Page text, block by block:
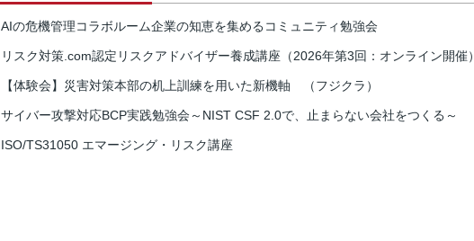
AIの危機管理コラボルーム企業の知恵を集めるコミュニティ勉強会
リスク対策.com認定リスクアドバイザー養成講座（2026年第3回：オンライン開催）
【体験会】災害対策本部の机上訓練を用いた新機軸 （フジクラ）
サイバー攻撃対応BCP実践勉強会～NIST CSF 2.0で、止まらない会社をつくる～
ISO/TS31050 エマージング・リスク講座